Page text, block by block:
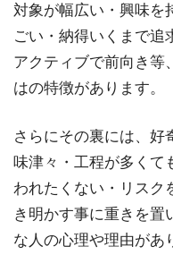
対象が幅広い・興味を
ごい・納得いくまで追
アクティブで前向き等
はの特徴があります。
さらにその裏には、好
味津々・工程が多くて
われたくない・リスク
き明かす事に重きを置
な人の心理や理由があ